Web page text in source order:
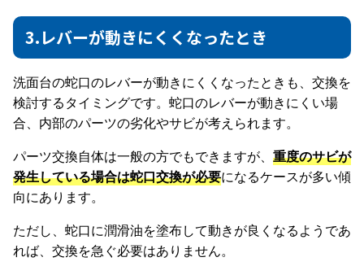
3.レバーが動きにくくなったとき
洗面台の蛇口のレバーが動きにくくなったときも、交換を
検討するタイミングです。蛇口のレバーが動きにくい場
合、内部のパーツの劣化やサビが考えられます。
パーツ交換自体は一般の方でもできますが、 重度のサビが
発生している場合は蛇口交換が必要になるケースが多い傾
向にあります。
ただし、蛇口に潤滑油を塗布して動きが良くなるようであ
れば、交換を急ぐ必要はありません。